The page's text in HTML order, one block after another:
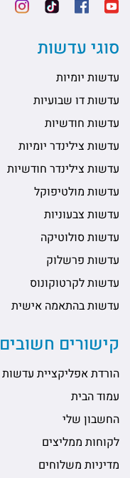
סוגי עדשות
עדשות יומיות
עדשות דו שבועיות
עדשות חודשיות
עדשות צילינדר יומיות
עדשות צילינדר חודשיות
עדשות מולטיפוקל
עדשות צבעוניות
עדשות סולוטיקה
עדשות פרשלוק
עדשות לקרטוקונוס
עדשות בהתאמה אישית
קישורים חשובים
הורדת אפליקציית עדשות
עמוד הבית
החשבון שלי
לקוחות ממליצים
מדיניות משלוחים